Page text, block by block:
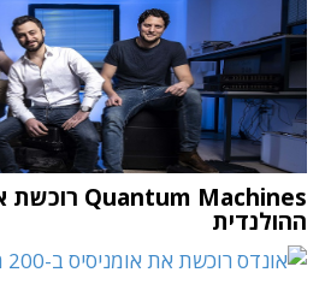
ההולנדית